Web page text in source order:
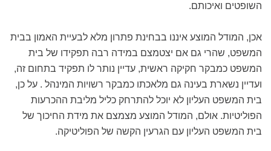
השופטים ואיכותם.
אכן, המודל המוצע איננו בבחינת פתרון מלא לבעיית האמון בבית
המשפט, שהרי גם אם יצטמצם במידה רבה תפקידו של בית
המשפט כמבקר חקיקה ראשית, עדיין נותר לו תפקיד בתחום זה,
ועדיין נשארת בעינה גם מלאכתו כמבקר רשויות המינהל . על כן,
בית המשפט העליון לא יוכל להתרחק כליל מליבת ההכרעות
הפוליטיות. אולם, המודל המוצע מצמצם את מידת החיכוך של
בית המשפט העליון עם הגרעין הקשה של הפוליטיקה.